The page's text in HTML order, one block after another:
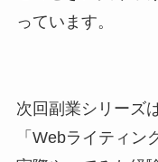
っています。
次回副業シリーズ
「Webライティン